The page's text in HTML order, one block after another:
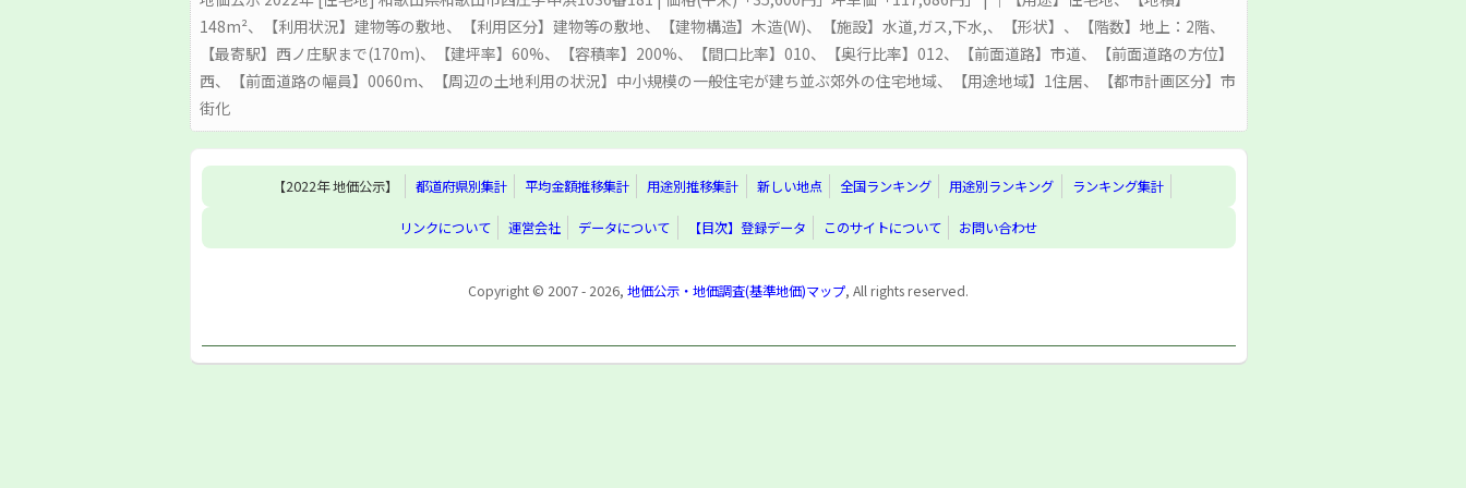
148m²、【利用状況】建物等の敷地、【利用区分】建物等の敷地、【建物構造】木造(W)、【施設】水道,ガス,下水,、【形状】、【階数】地上：2階、
【最寄駅】西ノ庄駅まで(170m)、【建坪率】60%、【容積率】200%、【間口比率】010、【奥行比率】012、【前面道路】市道、【前面道路の方位】
西、【前面道路の幅員】0060m、【周辺の土地利用の状況】中小規模の一般住宅が建ち並ぶ郊外の住宅地域、【用途地域】1住居、【都市計画区分】市
街化
【2022年 地価公示】 都道府県別集計 平均金額推移集計 用途別推移集計 新しい地点 全国ランキング 用途別ランキング ランキング集計
リンクについて 運営会社 データについて 【目次】登録データ このサイトについて お問い合わせ
Copyright © 2007 - 2026,地価公示・地価調査(基準地価)マップ, All rights reserved.